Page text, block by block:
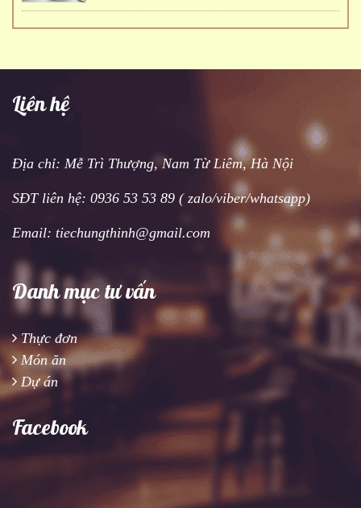
Liên hệ
Địa chỉ: Mễ Trì Thượng, Nam Từ Liêm, Hà Nội
SĐT liên hệ: 0936 53 53 89 ( zalo/viber/whatsapp)
Email: tiechungthinh@gmail.com
Danh mục tư vấn
Thực đơn
Món ăn
Dự án
Facebook